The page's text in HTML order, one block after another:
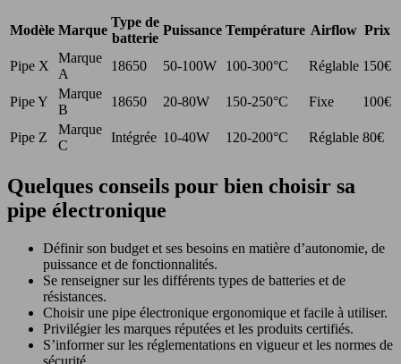
Modèle Marque
Type de
batterie
Puissance Température Airflow Prix
Pipe X
Marque
A
18650 50-100W 100-300°C Réglable 150€
Pipe Y
Marque
B
18650 20-80W 150-250°C Fixe 100€
Pipe Z
Marque
C
Intégrée 10-40W 120-200°C Réglable 80€
Quelques conseils pour bien choisir sa
pipe électronique
Définir son budget et ses besoins en matière d’autonomie, de
puissance et de fonctionnalités.
Se renseigner sur les différents types de batteries et de
résistances.
Choisir une pipe électronique ergonomique et facile à utiliser.
Privilégier les marques réputées et les produits certifiés.
S’informer sur les réglementations en vigueur et les normes de
sécurité.